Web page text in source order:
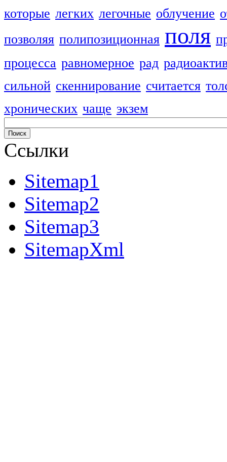
которые легких легочные облучение
позволяя полипозиционная поля
процесса равномерное рад
сильной скеннирование считается
хронических чаще экзем
Ссылки
Sitemap1
Sitemap2
Sitemap3
SitemapXml